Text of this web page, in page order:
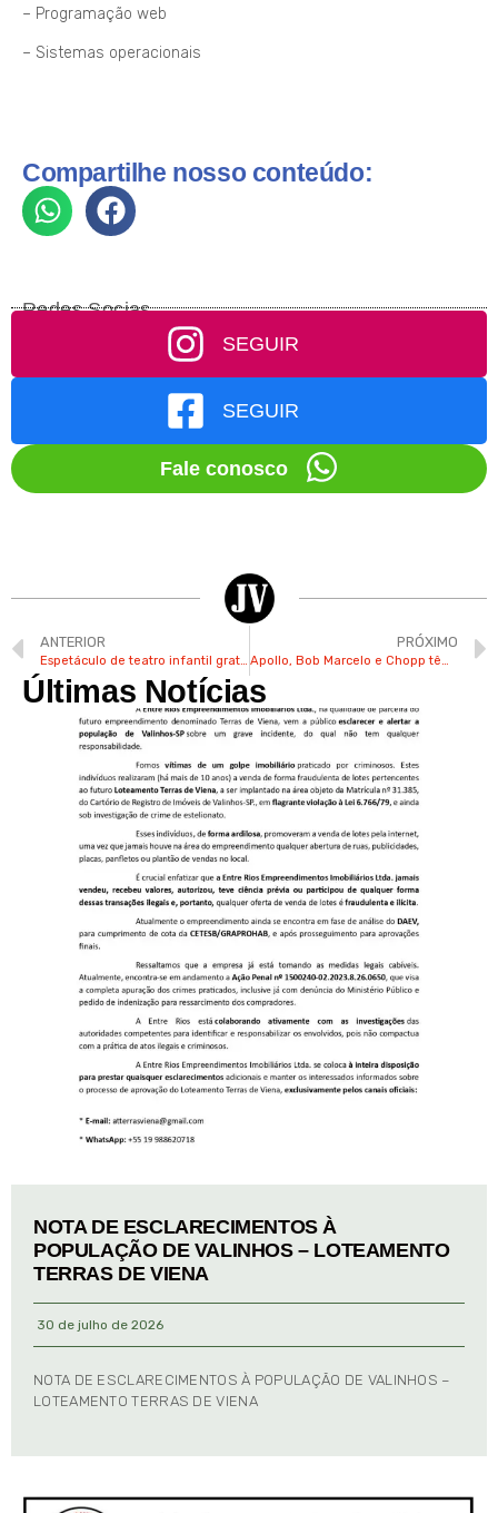
– Programação web
– Sistemas operacionais
Compartilhe nosso conteúdo:
Redes Socias
SEGUIR
SEGUIR
Fale conosco
ANTERIOR
Espetáculo de teatro infantil gratuito agita museu municipal de Valinhos neste sábado
PRÓXIMO
Apollo, Bob Marcelo e Chopp têm muito amor para dar e estão à espera de uma família
Últimas Notícias
NOTA DE ESCLARECIMENTOS À
POPULAÇÃO DE VALINHOS – LOTEAMENTO
TERRAS DE VIENA
30 de julho de 2026
NOTA DE ESCLARECIMENTOS À POPULAÇÃO DE VALINHOS –
LOTEAMENTO TERRAS DE VIENA